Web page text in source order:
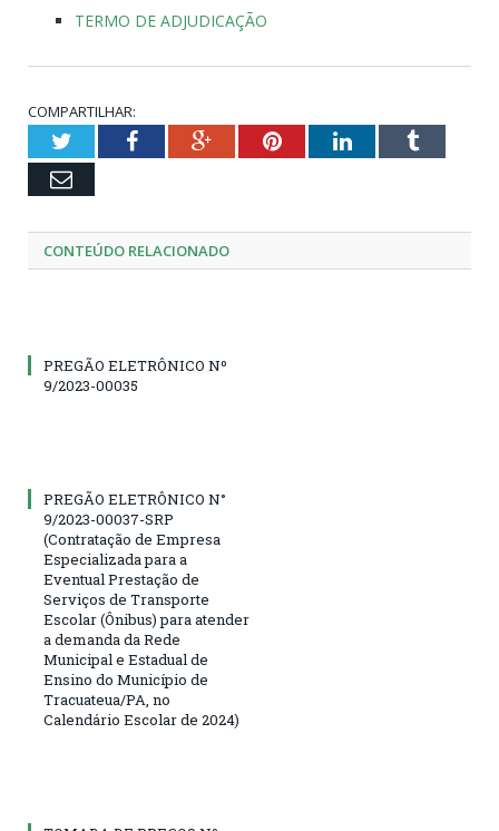
TERMO DE ADJUDICAÇÃO
COMPARTILHAR:
TwitterFacebookGoogle+PinterestLinkedInTumblr
Email
CONTEÚDO RELACIONADO
PREGÃO ELETRÔNICO Nº
9/2023-00035
PREGÃO ELETRÔNICO N°
9/2023-00037-SRP
(Contratação de Empresa
Especializada para a
Eventual Prestação de
Serviços de Transporte
Escolar (Ônibus) para atender
a demanda da Rede
Municipal e Estadual de
Ensino do Município de
Tracuateua/PA, no
Calendário Escolar de 2024)